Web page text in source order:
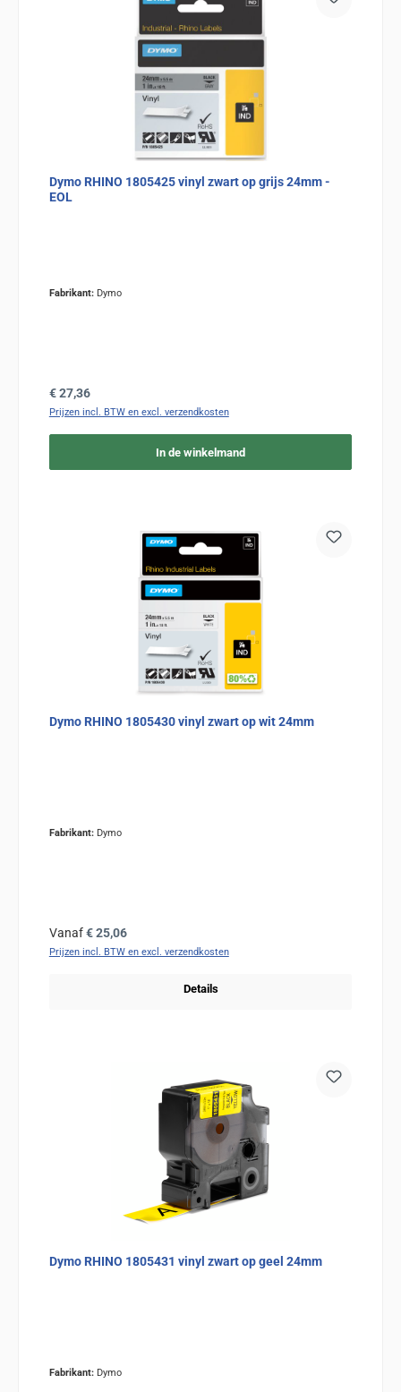
Dymo RHINO 1805425 vinyl zwart op grijs 24mm -
EOL
Fabrikant: Dymo
Normale prijs:
€ 27,36
Prijzen incl. BTW en excl. verzendkosten
In de winkelmand
Dymo RHINO 1805430 vinyl zwart op wit 24mm
Fabrikant: Dymo
Normale prijs:
Vanaf€ 25,06
Prijzen incl. BTW en excl. verzendkosten
Details
Dymo RHINO 1805431 vinyl zwart op geel 24mm
Fabrikant: Dymo